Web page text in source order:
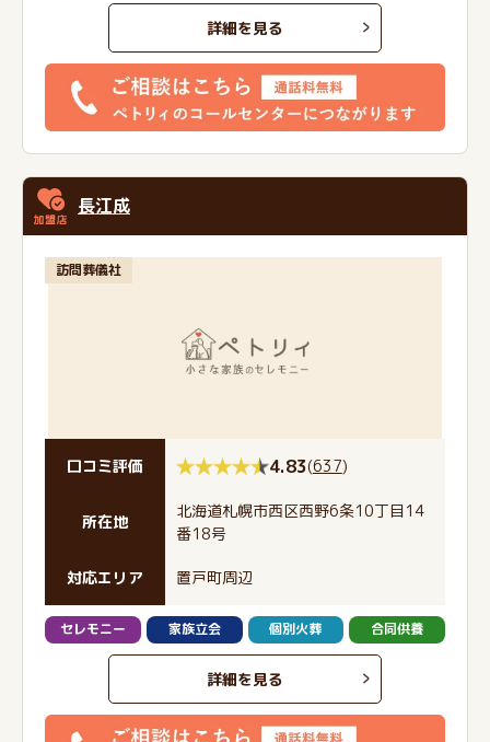
詳細を見る
長江成
訪問葬儀社
口コミ評価 4.83(637)
所在地
北海道札幌市西区西野6条10丁目14
番18号
対応エリア 置戸町周辺
セレモニー 家族立会 個別火葬 合同供養
詳細を見る